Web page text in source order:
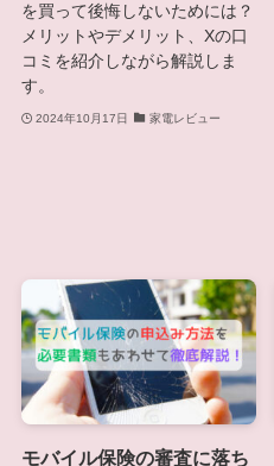
を買って後悔しないためには？
メリットやデメリット、Xの口
コミを紹介しながら解説しま
す。
2024年10月17日 家電レビュー
モバイル保険の審査に落ち